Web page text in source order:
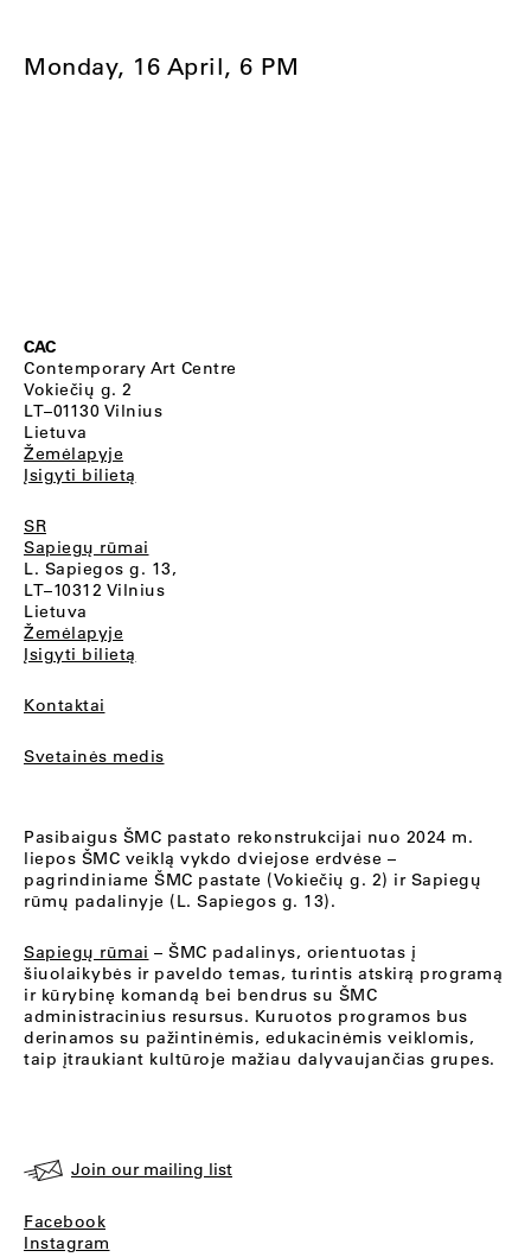
Monday, 16 April, 6 PM
CAC
Contemporary Art Centre
Vokiečių g. 2
LT–01130 Vilnius
Lietuva
Žemėlapyje
Įsigyti bilietą
SR
Sapiegų rūmai
L. Sapiegos g. 13,
LT–10312 Vilnius
Lietuva
Žemėlapyje
Įsigyti bilietą
Kontaktai
Svetainės medis
Pasibaigus ŠMC pastato rekonstrukcijai nuo 2024 m.
liepos ŠMC veiklą vykdo dviejose erdvėse –
pagrindiniame ŠMC pastate (Vokiečių g. 2) ir Sapiegų
rūmų padalinyje (L. Sapiegos g. 13).
Sapiegų rūmai – ŠMC padalinys, orientuotas į
šiuolaikybės ir paveldo temas, turintis atskirą programą
ir kūrybinę komandą bei bendrus su ŠMC
administracinius resursus. Kuruotos programos bus
derinamos su pažintinėmis, edukacinėmis veiklomis,
taip įtraukiant kultūroje mažiau dalyvaujančias grupes.
Join our mailing list
Facebook
Instagram